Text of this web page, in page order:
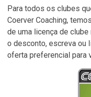
Para todos os clubes
Coerver Coaching,
de uma licença de
o desconto, escreva ou
oferta preferencial para